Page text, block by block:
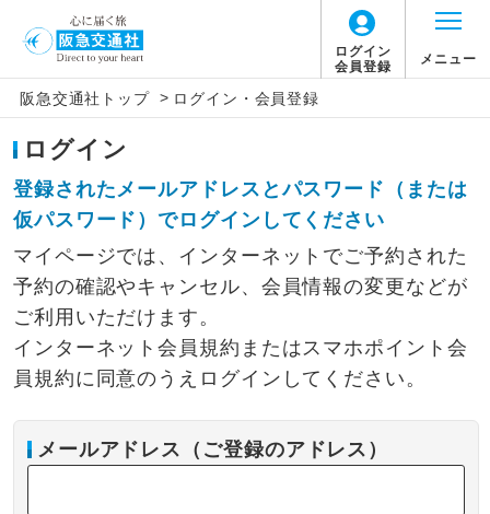
ログイン
会員登録
メニュー
阪急交通社トップ > ログイン・会員登録
ログイン
登録されたメールアドレスとパスワード（または
仮パスワード）でログインしてください
マイページでは、インターネットでご予約された
予約の確認やキャンセル、会員情報の変更などが
ご利用いただけます。
インターネット会員規約またはスマホポイント会
員規約に同意のうえログインしてください。
メールアドレス（ご登録のアドレス）